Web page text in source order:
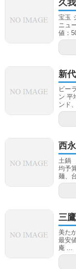
久
宝玉
ニュ
値：
新
ビー
ン 平
ンド
西
土鍋
均予
麺、
三
美た
最安
庵 ...